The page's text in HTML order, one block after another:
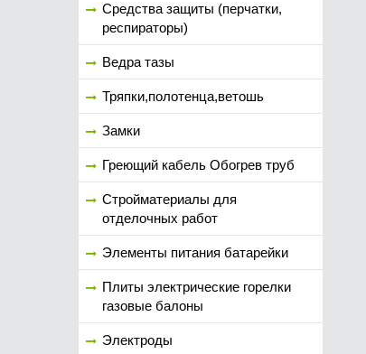
Средства защиты (перчатки,
респираторы)
Ведра тазы
Тряпки,полотенца,ветошь
Замки
Греющий кабель Обогрев труб
Стройматериалы для
отделочных работ
Элементы питания батарейки
Плиты электрические горелки
газовые балоны
Электроды